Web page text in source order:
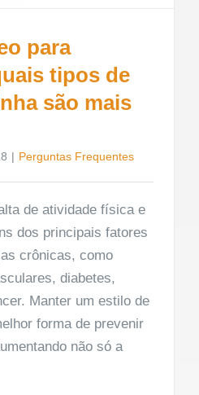
para
tipos de
são mais
| Perguntas Frequentes
de atividade física e
dos principais fatores
crônicas, como
diabetes,
Manter um estilo de
forma de prevenir
não só a